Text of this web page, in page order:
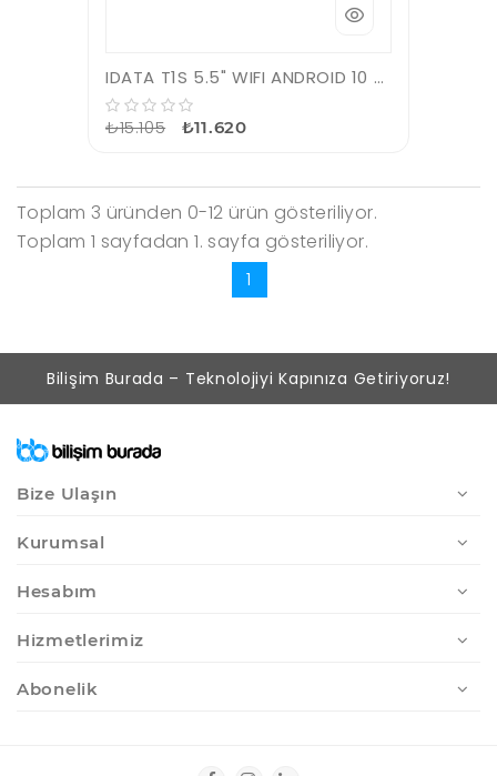
IDATA T1S 5.5" WIFI ANDROID 10 4GB-RAM/64GB-ROM EL TERMİNALI
₺15.105 ₺11.620
Toplam 3 üründen 0-12 ürün gösteriliyor.
Toplam 1 sayfadan 1. sayfa gösteriliyor.
1
Bilişim Burada – Teknolojiyi Kapınıza Getiriyoruz!
Bize Ulaşın
Kurumsal
Hesabım
Hizmetlerimiz
Abonelik